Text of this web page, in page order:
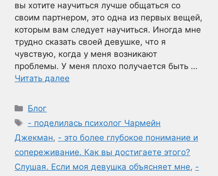
вы хотите научиться лучше общаться со
своим партнером, это одна из первых вещей,
которым вам следует научиться. Иногда мне
трудно сказать своей девушке, что я
чувствую, когда у меня возникают
проблемы. У меня плохо получается быть …
Читать далее
Рубрики
Блог
Метки
- поделилась психолог Чармейн
Джекман, - это более глубокое понимание и
сопереживание. Как вы достигаете этого?
Слушая. Если моя девушка объясняет мне, -